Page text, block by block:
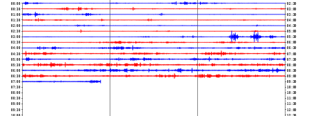
00:00
00:30
01:00
01:30
02:00
02:30
03:00
03:30
04:00
04:30
05:00
05:30
06:00
06:30
07:00
07:30
08:00
08:30
09:00
09:30
02:30
03:00
03:30
04:00
04:30
05:00
05:30
06:00
06:30
07:00
07:30
08:00
08:30
09:00
09:30
10:00
10:30
11:00
11:30
12:00